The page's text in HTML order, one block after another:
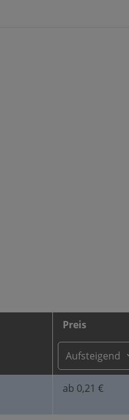
Preis
ab 0,21 €